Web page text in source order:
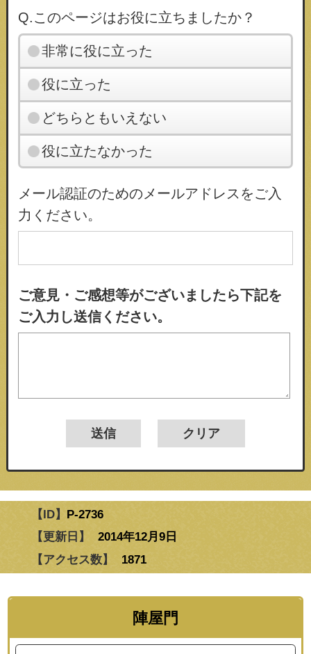
Q.このページはお役に立ちましたか？
非常に役に立った
役に立った
どちらともいえない
役に立たなかった
メール認証のためのメールアドレスをご入
力ください。
ご意見・ご感想等がございましたら下記を
ご入力し送信ください。
【ID】 P-2736
【更新日】
2014年12月9日
【アクセス数】
1871
陣屋門